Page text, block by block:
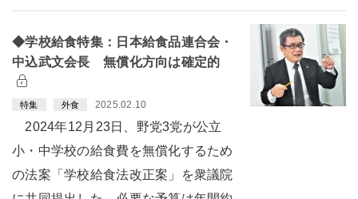
◆学校給食特集：日本給食品連合会・
中込武文会長 無償化方向は確定的
特集 外食 2025.02.10
2024年12月23日、野党3党が公立
小・中学校の給食費を無償化するため
の法案「学校給食法改正案」を衆議院